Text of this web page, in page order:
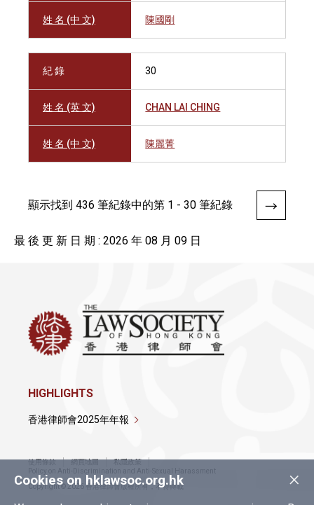
姓 名 (中 文) 陳國剛
紀 錄 30
姓 名 (英 文) CHAN LAI CHING
姓 名 (中 文) 陳麗菁
顯示找到 436 筆紀錄中的第 1 - 30 筆紀錄
最 後 更 新 日 期 : 2026 年 08 月 09 日
×
Cookies on hklawsoc.org.hk
HIGHLIGHTS
香港律師會2025年年報
使用條款 網頁地圖
私隱政策
Policy on Anti-Discrimination and Anti-Sexual Harassment
Copyright © 2026 香港律師會版權所有，不得轉載